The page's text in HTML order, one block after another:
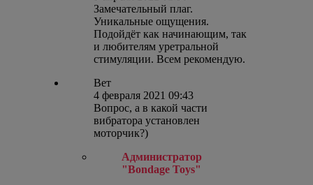
Замечательный плаг.
Уникальные ощущения.
Подойдёт как начинающим, так
и любителям уретральной
стимуляции. Всем рекомендую.
Вет
4 февраля 2021 09:43
Вопрос, а в какой части
вибратора установлен
моторчик?)
Администратор
"Bondage Toys"